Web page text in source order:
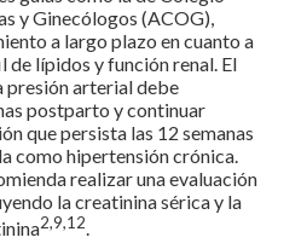
y Ginecólogos (ACOG),
a largo plazo en cuanto a
de lípidos y función renal. El
presión arterial debe
postparto y continuar
que persista las 12 semanas
como hipertensión crónica.
realizar una evaluación
la creatinina sérica y la
2,9,12.